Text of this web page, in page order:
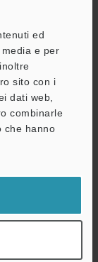
ed
e per
sito con i
dati web,
combinarle
che hanno